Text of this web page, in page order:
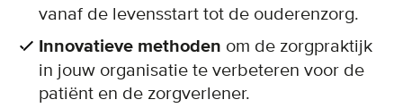
vanaf de levensstart tot de ouderenzorg.
Innovatieve methoden om de zorgpraktijk
in jouw organisatie te verbeteren voor de
patiënt en de zorgverlener.